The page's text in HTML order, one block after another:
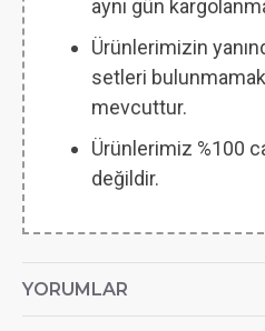
aynı gün
Ürünlerimizin
setleri
mevcuttur.
Ürünlerimiz %100
değildir.
YORUMLAR